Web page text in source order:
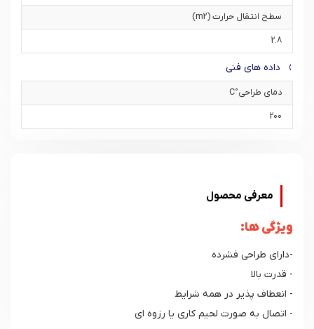
سطح انتقال حرارت (m2)
2.8
داده های فنی
دمای طراحی°C
200
معرفی محصول
ویژگی ها:
-دارای طراحی فشرده
- قدرت بالا
- انعطاف پذیر در همه شرایط
- اتصال به صورت لحیم کاری یا رزوه ای